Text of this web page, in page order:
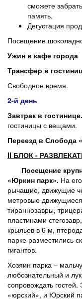
сможете
память.
Дегустация
Посещение
Ужин в кафе города
Трансфер в
Свободное время.
2-й день
Завтрак в гостинице.
гостиницы с вещами.
Переезд в Слобода
II БЛОК -
Посещение
«Юркин парк». На
рычащие, движущие
метровые
тираннозавры,
пластинами
крыльев в 6 м,
парке разместились
гигантов.
Хозяин парка –
любознательный и
сопровождать
«юрский», и Юрский